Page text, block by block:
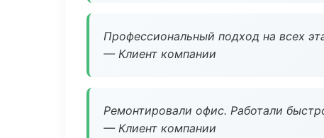
Профессиональный подход на всех
— Клиент компании
Ремонтировали офис. Работали
— Клиент компании